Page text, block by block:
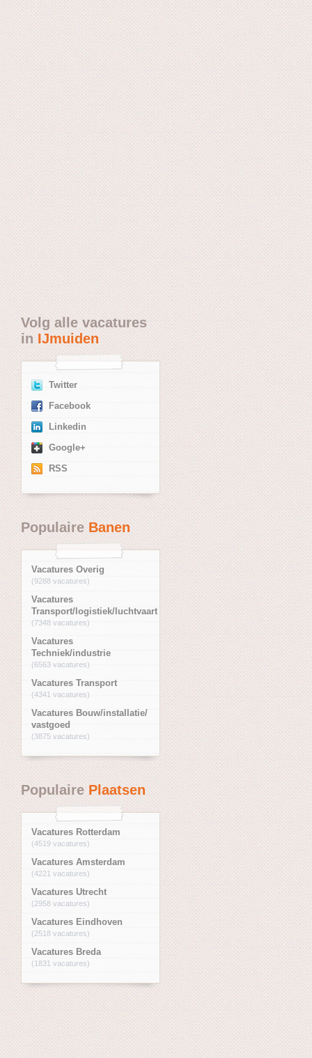
Volg alle vacatures
in IJmuiden
Twitter
Facebook
Linkedin
Google+
RSS
PopulaireBanen
Vacatures Overig
(9288 vacatures)
Vacatures
Transport/logistiek/luchtvaart
(7348 vacatures)
Vacatures
Techniek/industrie
(6563 vacatures)
Vacatures Transport
(4341 vacatures)
Vacatures Bouw/installatie/
vastgoed
(3875 vacatures)
PopulairePlaatsen
Vacatures Rotterdam
(4519 vacatures)
Vacatures Amsterdam
(4221 vacatures)
Vacatures Utrecht
(2958 vacatures)
Vacatures Eindhoven
(2518 vacatures)
Vacatures Breda
(1831 vacatures)